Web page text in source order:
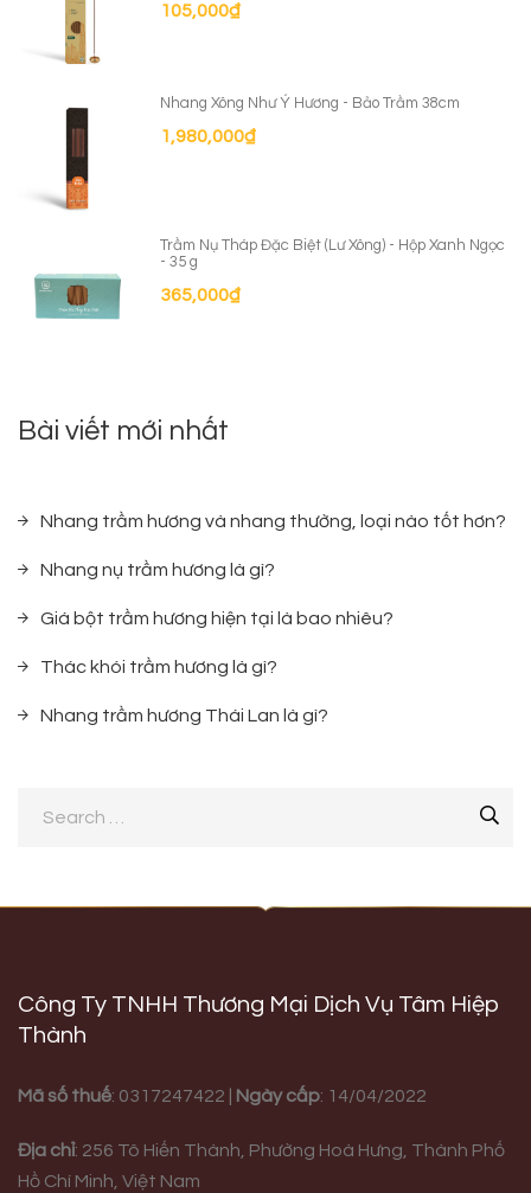
105,000₫
Nhang Xông Như Ý Hương - Bảo Trầm 38cm
1,980,000₫
Trầm Nụ Tháp Đặc Biệt (Lư Xông) - Hộp Xanh Ngọc
- 35 g
365,000₫
Bài viết mới nhất
Nhang trầm hương và nhang thường, loại nào tốt hơn?
Nhang nụ trầm hương là gì?
Giá bột trầm hương hiện tại là bao nhiêu?
Thác khói trầm hương là gì?
Nhang trầm hương Thái Lan là gì?
Công Ty TNHH Thương Mại Dịch Vụ Tâm Hiệp
Thành
Mã số thuế: 0317247422 | Ngày cấp: 14/04/2022
Địa chỉ: 256 Tô Hiến Thành, Phường Hoà Hưng, Thành Phố
Hồ Chí Minh, Việt Nam